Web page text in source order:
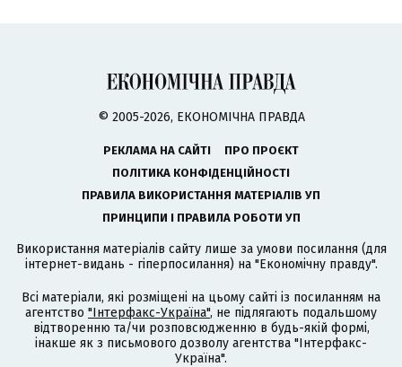
© 2005-2026, ЕКОНОМІЧНА ПРАВДА
РЕКЛАМА НА САЙТІ
ПРО ПРОЄКТ
ПОЛІТИКА КОНФІДЕНЦІЙНОСТІ
ПРАВИЛА ВИКОРИСТАННЯ МАТЕРІАЛІВ УП
ПРИНЦИПИ І ПРАВИЛА РОБОТИ УП
Використання матеріалів сайту лише за умови посилання (для
інтернет-видань - гіперпосилання) на "Економічну правду".
Всі матеріали, які розміщені на цьому сайті із посиланням на
агентство "Інтерфакс-Україна", не підлягають подальшому
відтворенню та/чи розповсюдженню в будь-якій формі,
інакше як з письмового дозволу агентства "Інтерфакс-
Україна".